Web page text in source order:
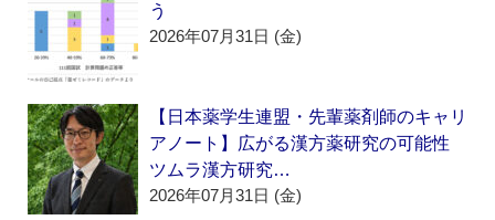
う
2026年07月31日 (金)
【日本薬学生連盟・先輩薬剤師のキャリ
アノート】広がる漢方薬研究の可能性
ツムラ漢方研究…
2026年07月31日 (金)